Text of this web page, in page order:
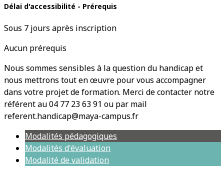
Délai d'accessibilité - Prérequis
Sous 7 jours après inscription
Aucun prérequis
Nous sommes sensibles à la question du handicap et
nous mettrons tout en œuvre pour vous accompagner
dans votre projet de formation. Merci de contacter notre
référent au 04 77 23 63 91 ou par mail
referent.handicap@maya-campus.fr
Modalités pédagogiques
Modalités d'évaluation
Modalité de validation